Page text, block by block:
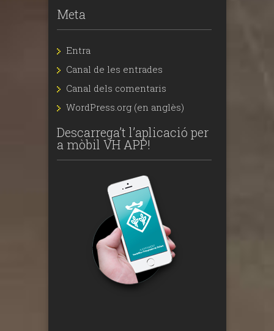
Meta
Entra
Canal de les entrades
Canal dels comentaris
WordPress.org (en anglès)
Descarrega’t l’aplicació per
a mòbil VH APP!